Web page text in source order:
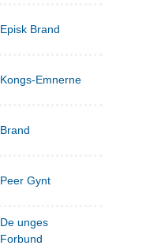
Episk Brand
Kongs-Emnerne
Brand
Peer Gynt
De unges
Forbund